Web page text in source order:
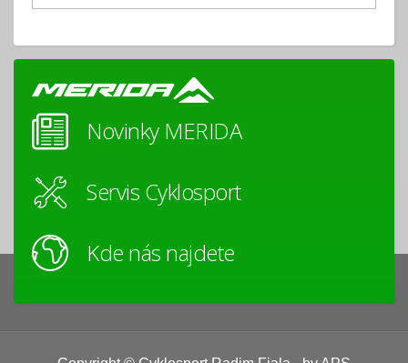
Novinky MERIDA
Servis Cyklosport
Kde nás najdete